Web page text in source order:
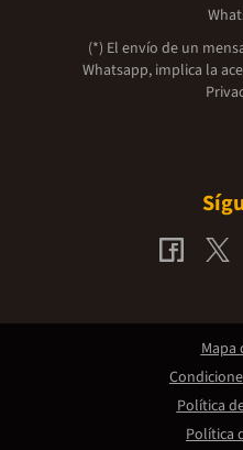
(*) El envío de un
Whatsapp, implica la
Mapa
Política
Política